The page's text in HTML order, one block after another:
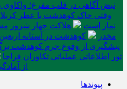
نبض آگاهی در قلب مفرغ؛ واکاوی
وقتی خاک کوهدشت با عطر کربلا
نماز است
مخدر
کوهدشت در آستانه
پیشگیری از وقوع جرم کوهدشت
تور اطلاعاتی عملیاتی تکاوران فراجا
از
پیوندها